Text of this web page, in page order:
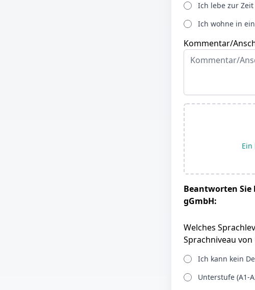
Ich lebe zur Zeit
Ich wohne in
Kommentar/
Ein
Beantworten
gGmbH:
Welches
Sprachniveau
Ich kann kein
Unterstufe (A1-